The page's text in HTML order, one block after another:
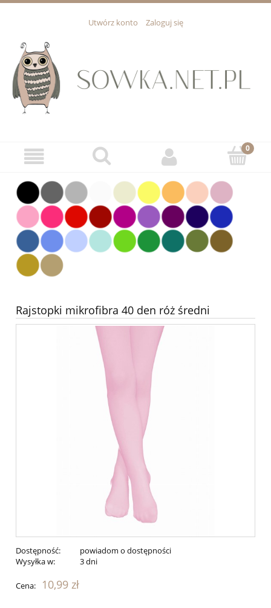
Utwórz konto Zaloguj się
Rajstopki mikrofibra 40 den róż średni
Dostępność:
powiadom o dostępności
Wysyłka w:
3 dni
Cena: 10,99 zł